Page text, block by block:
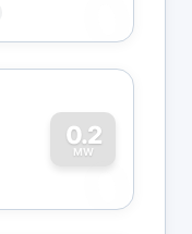
0
0.2
MW
0